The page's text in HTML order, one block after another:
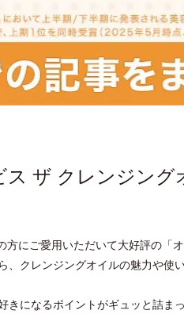
ス ザ クレンジン
方にご愛用いただいて大好評の「
、クレンジングオイルの魅力や使
きになるポイントがギュッと詰ま